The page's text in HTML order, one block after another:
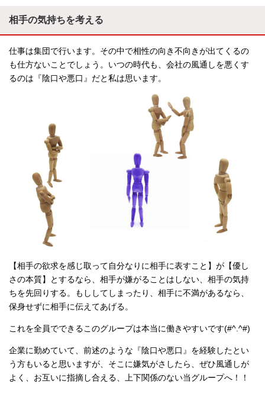
相手の気持ちを考える
仕事は集団で行います。その中で相性の向き不向きが出てくるの
も仕方ないことでしょう。いつの時代も、会社の風通しを悪くす
るのは『陰口や悪口』だと私は思います。
【相手の欲求を感じ取って自分なりに相手に表すこと】が【優し
さの本質】とするなら、相手が嫌がることはしない、相手の気持
ちを先回りする。もししてしまったり、相手に不満があるなら、
保身せずに相手に伝えてあげる。
これを全員でできるこのグループは本当に働きやすいです(#^.^#)
企業に勤めていて、前述のような『陰口や悪口』を経験したとい
う方もいると思いますが、そこに嫌気がさしたら、ぜひ風通しが
よく、お互いに指摘し合える、上下関係のない当グループへ！！